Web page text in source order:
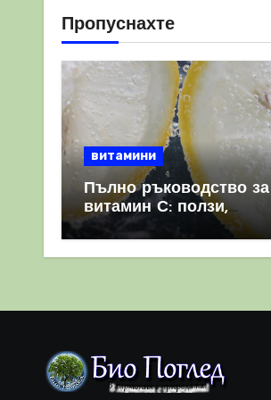
на
страници
Пропуснахте
витамини
Пълно ръководство за
витамин С: ползи,
източници и защо е